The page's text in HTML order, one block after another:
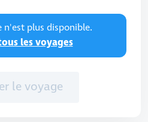
n'est plus disponible.
les voyages
le voyage